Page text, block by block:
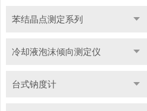
苯结晶点测定系列
冷却液泡沫倾向测定仪
台式钠度计